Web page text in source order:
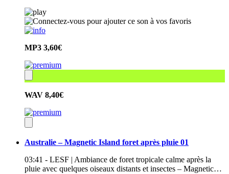
MP3 3,60€
WAV 8,40€
Australie – Magnetic Island foret après pluie 01
03:41 - LESF | Ambiance de foret tropicale calme après la
pluie avec quelques oiseaux distants et insectes – Magnetic…